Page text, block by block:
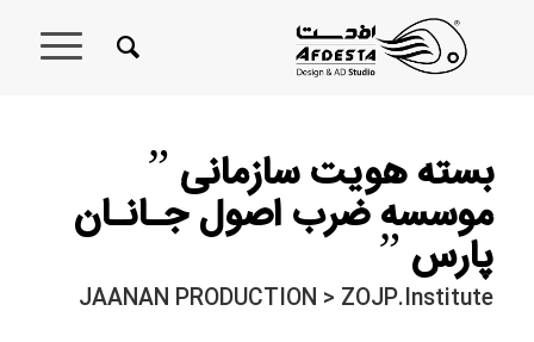
بسته هویت سازمانی ”
موسسه ضرب اصول جـانـان
پارس ”
JAANAN PRODUCTION > ZOJP.Institute